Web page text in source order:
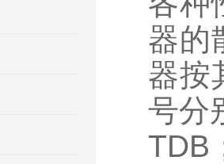
器的
器按
号分